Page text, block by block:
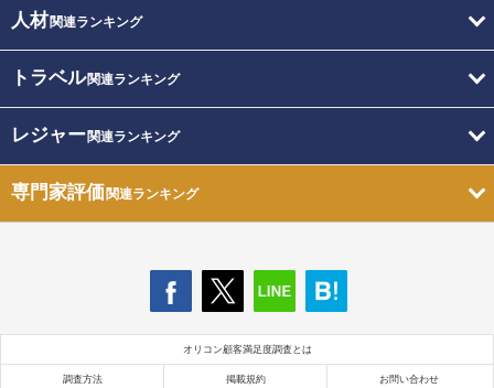
人材関連ランキング
トラベル関連ランキング
レジャー関連ランキング
専門家評価関連ランキング
オリコン顧客満足度調査とは
調査方法 掲載規約 お問い合わせ